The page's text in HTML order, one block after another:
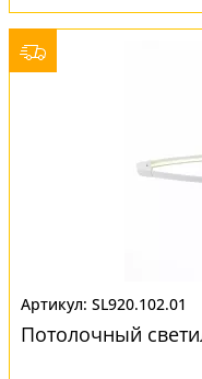
SL920.102.01
Потолочный